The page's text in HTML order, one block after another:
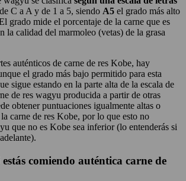
C a A y de 1 a 5, siendo A5 el grado más alto
grado mide el porcentaje de la carne que es
la calidad del marmoleo (vetas) de la grasa
auténticos de carne de res Kobe, hay
el grado más bajo permitido para esta
sigue estando en la parte alta de la escala de
de res wagyu producida a partir de otras
obtener puntuaciones igualmente altas o
carne de res Kobe, por lo que esto no
que no es Kobe sea inferior (lo entenderás si
comiendo auténtica carne de